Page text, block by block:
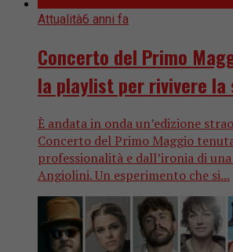
Attualità6 anni fa
Concerto del Primo
la playlist per rivivere la
È andata in onda un’edizione
Concerto del Primo Maggio
professionalità e dall’ironia di
Angiolini. Un esperimento che si...